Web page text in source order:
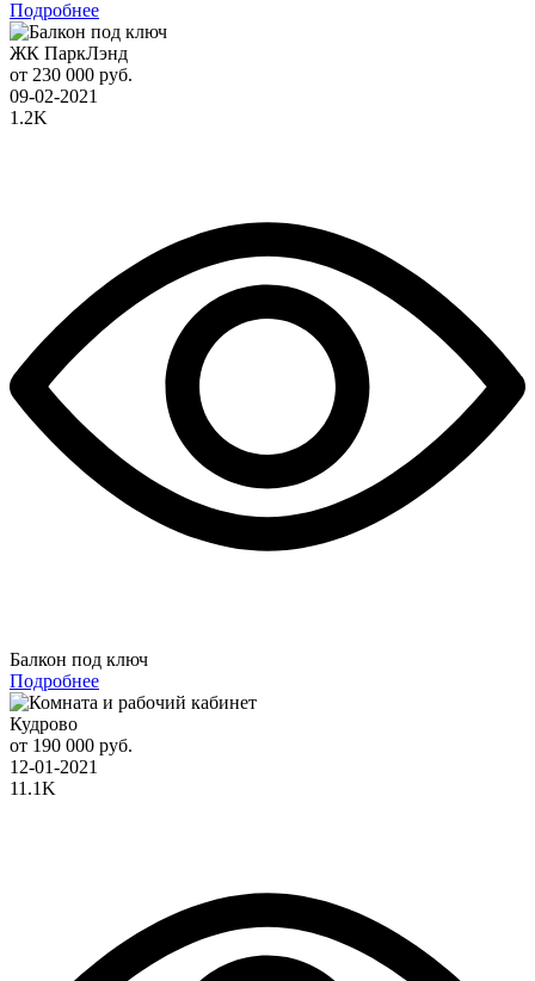
Подробнее
ЖК ПаркЛэнд
от 230 000 руб.
09-02-2021
1.2K
Балкон под ключ
Подробнее
Кудрово
от 190 000 руб.
12-01-2021
11.1K